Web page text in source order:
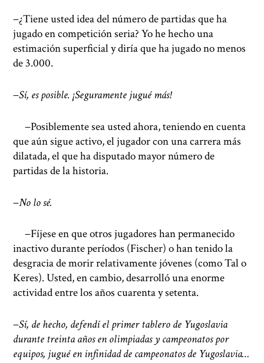
−¿Tiene usted idea del número de partidas que ha
jugado en competición seria? Yo he hecho una
estimación superficial y diría que ha jugado no menos
de 3.000.
−Sí, es posible. ¡Seguramente jugué más!
−Posiblemente sea usted ahora, teniendo en cuenta
que aún sigue activo, el jugador con una carrera más
dilatada, el que ha disputado mayor número de
partidas de la historia.
−No lo sé.
−Fíjese en que otros jugadores han permanecido
inactivo durante períodos (Fischer) o han tenido la
desgracia de morir relativamente jóvenes (como Tal o
Keres). Usted, en cambio, desarrolló una enorme
actividad entre los años cuarenta y setenta.
−Sí, de hecho, defendí el primer tablero de Yugoslavia
durante treinta años en olimpiadas y campeonatos por
equipos, jugué en infinidad de campeonatos de Yugoslavia…